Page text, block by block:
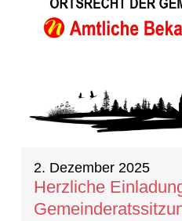
2. Dezember 2025
Herzliche